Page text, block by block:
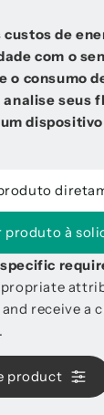
custos de
com o
o consumo
seus
produto à
specific
receive a
product